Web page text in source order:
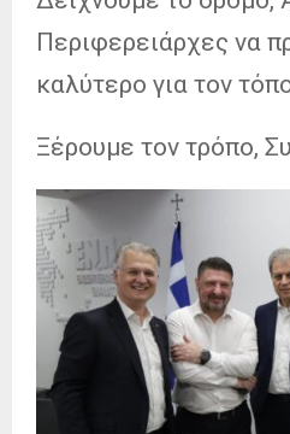
Περιφερειάρχες να
καλύτερο για τον
Ξέρουμε τον τρόπο,